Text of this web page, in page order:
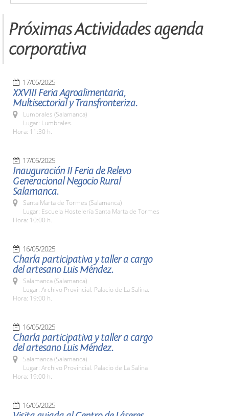
Próximas Actividades agenda
corporativa
17/05/2025
XXVIII Feria Agroalimentaria,
Multisectorial y Transfronteriza.
Lumbrales (Salamanca)
Lugar: Lumbrales.
Hora: 11:30 h.
17/05/2025
Inauguración II Feria de Relevo
Generacional Negocio Rural
Salamanca.
Santa Marta de Tormes (Salamanca)
Lugar: Escuela Hostelería Santa Marta de Tormes
Hora: 10:00 h.
16/05/2025
Charla participativa y taller a cargo
del artesano Luis Méndez.
Salamanca (Salamanca)
Lugar: Archivo Provincial. Palacio de La Salina.
Hora: 19:00 h.
16/05/2025
Charla participativa y taller a cargo
del artesano Luis Méndez.
Salamanca (Salamanca)
Lugar: Archivo Provincial. Palacio de La Salina
Hora: 19:00 h.
16/05/2025